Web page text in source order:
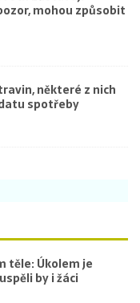
mohou způsobit
některé z nich
spotřeby
těle: Úkolem je
by i žáci